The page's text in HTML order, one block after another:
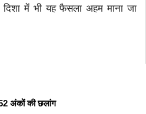
दिशा में भी यह फैसला अहम माना जा
अंकों की छलांग